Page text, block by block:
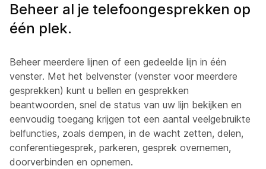
Beheer al je telefoongesprekken op
één plek.
Beheer meerdere lijnen of een gedeelde lijn in één
venster. Met het belvenster (venster voor meerdere
gesprekken) kunt u bellen en gesprekken
beantwoorden, snel de status van uw lijn bekijken en
eenvoudig toegang krijgen tot een aantal veelgebruikte
belfuncties, zoals dempen, in de wacht zetten, delen,
conferentiegesprek, parkeren, gesprek overnemen,
doorverbinden en opnemen.